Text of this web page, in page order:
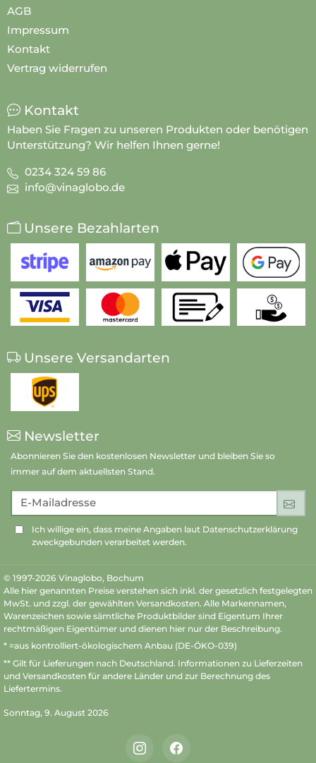
AGB
Impressum
Kontakt
Vertrag widerrufen
Kontakt
Haben Sie Fragen zu unseren Produkten oder benötigen
Unterstützung? Wir helfen Ihnen gerne!
0234 324 59 86
info@vinaglobo.de
Unsere Bezahlarten
Unsere Versandarten
Newsletter
Abonnieren Sie den kostenlosen Newsletter und bleiben Sie so
immer auf dem aktuellsten Stand.
E-Mailadresse
Ich willige ein, dass meine Angaben laut Datenschutzerklärung
zweckgebunden verarbeitet werden.
© 1997-2026 Vinaglobo, Bochum
Alle hier genannten Preise verstehen sich inkl. der gesetzlich festgelegten
MwSt. und zzgl. der gewählten Versandkosten. Alle Markennamen,
Warenzeichen sowie sämtliche Produktbilder sind Eigentum Ihrer
rechtmäßigen Eigentümer und dienen hier nur der Beschreibung.
* =aus kontrolliert-ökologischem Anbau (DE-ÖKO-039)
** Gilt für Lieferungen nach Deutschland. Informationen zu Lieferzeiten
und Versandkosten für andere Länder und zur Berechnung des
Liefertermins.
Sonntag, 9. August 2026
InstagramFacebook